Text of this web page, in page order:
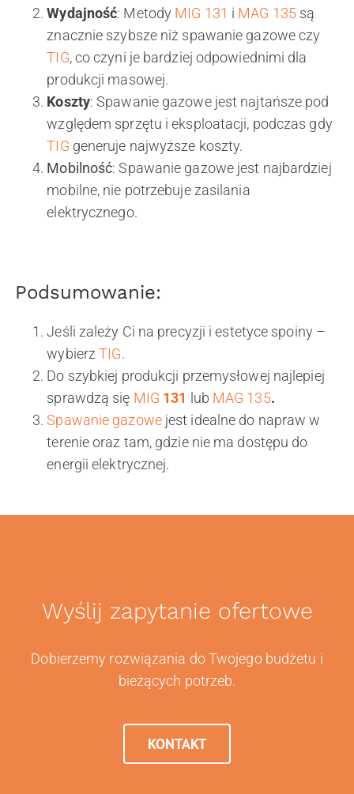
Wydajność: Metody MIG 131 i MAG 135są
znacznie szybsze niż spawanie gazowe czy
TIG, co czyni je bardziej odpowiednimi dla
produkcji masowej.
Koszty: Spawanie gazowe jest najtańsze pod
względem sprzętu i eksploatacji, podczas gdy
TIG generuje najwyższe koszty.
Mobilność: Spawanie gazowe jest najbardziej
mobilne, nie potrzebuje zasilania
elektrycznego.
Podsumowanie:
Jeśli zależy Ci na precyzji i estetyce spoiny –
wybierzTIG.
Do szybkiej produkcji przemysłowej najlepiej
sprawdzą się MIG 131 lub MAG 135.
Spawanie gazowejest idealne do napraw w
terenie oraz tam, gdzie nie ma dostępu do
energii elektrycznej.
Wyślij zapytanie ofertowe
Dobierzemy rozwiązania do Twojego budżetu i
bieżących potrzeb.
KONTAKT